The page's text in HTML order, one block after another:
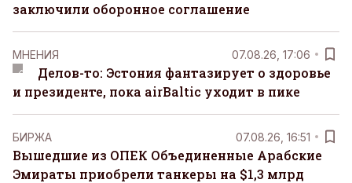
заключили оборонное соглашение
MНЕНИЯ 07.08.26, 17:06
Делов-то: Эстония фантазирует о здоровье
и президенте, пока airBaltic уходит в пике
БИРЖА 07.08.26, 16:51
Вышедшие из ОПЕК Объединенные Арабские
Эмираты приобрели танкеры на $1,3 млрд